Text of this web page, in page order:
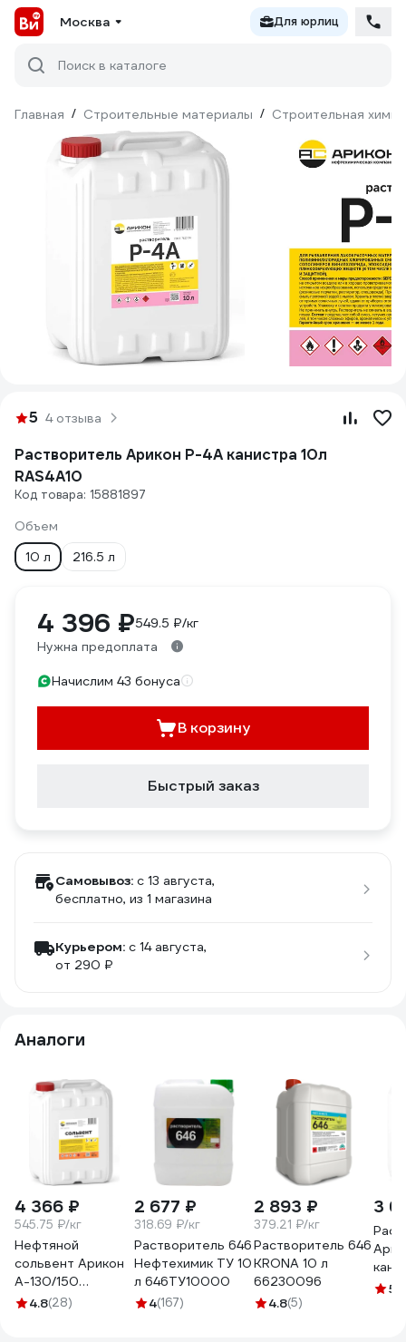
Москва Для юрлиц
Поиск в каталоге
Главная / Строительные материалы / Строительная химия
5 4 отзыва
Растворитель Арикон Р-4А канистра 10л
RAS4A10
Код товара: 15881897
Объем
10 л
216.5 л
4 396 ₽549.5 ₽/кг
Нужна предоплата
Начислим 43 бонуса
В корзину
Быстрый заказ
Самовывоз: c 13 августа,
бесплатно, из 1 магазина
Курьером: c 14 августа,
от 290 ₽
Аналоги
4 366 ₽
545.75 ₽/кг
Нефтяной
сольвент Арикон
А-130/150
канистра 10л
4.8(28)
2 677 ₽
318.69 ₽/кг
Растворитель 646
Нефтехимик ТУ 10
л 646ТУ10000
4(167)
2 893 ₽
379.21 ₽/кг
Растворитель 646
KRONA 10 л
66230096
4.8(5)
3
5